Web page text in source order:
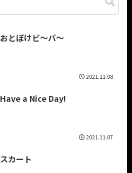
おとぼけビ～バ～
2021.11.08
Have a Nice Day!
2021.11.07
スカート